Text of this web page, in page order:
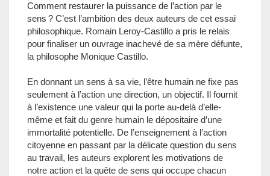
Comment restaurer la puissance de l’action par le
sens ? C’est l’ambition des deux auteurs de cet essai
philosophique. Romain Leroy-Castillo a pris le relais
pour finaliser un ouvrage inachevé de sa mère défunte,
la philosophe Monique Castillo.
En donnant un sens à sa vie, l’être humain ne fixe pas
seulement à l’action une direction, un objectif. Il fournit
à l’existence une valeur qui la porte au-delà d’elle-
même et fait du genre humain le dépositaire d’une
immortalité potentielle. De l’enseignement à l’action
citoyenne en passant par la délicate question du sens
au travail, les auteurs explorent les motivations de
notre action et la quête de sens qui occupe chacun